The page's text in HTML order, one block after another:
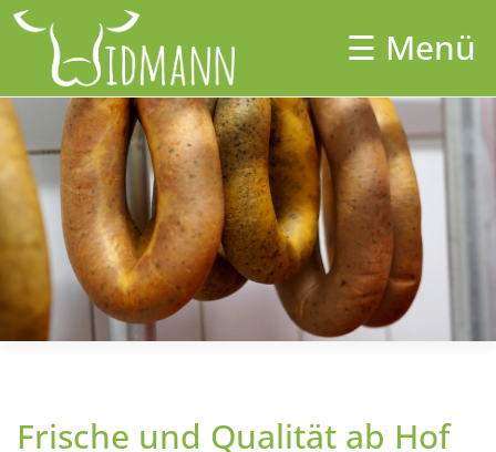
Skip
☰ Menü
×
Unser Hof
Aktuelles
Hofladen
Catering
Shop
Partner
Kontakt
Frische und Qualität ab Hof